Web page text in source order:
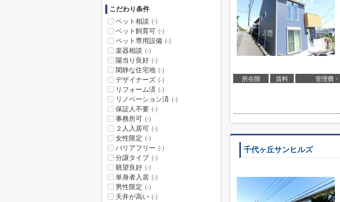
所在階 賃料 管理費
千代ヶ丘サンヒルズ
こだわり条件
ペット相談 (-)
ペット飼育可 (-)
ペット専用設備 (-)
楽器相談 (-)
陽当り良好 (-)
閑静な住宅地 (-)
デザイナーズ (-)
リフォーム済 (-)
リノベーション済 (-)
保証人不要 (-)
事務所可 (-)
２人入居可 (-)
女性限定 (-)
バリアフリー (-)
分譲タイプ (-)
眺望良好 (-)
単身者入居 (-)
男性限定 (-)
天井が高い (-)